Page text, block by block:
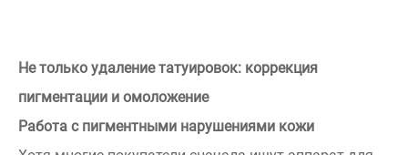
Не только удаление татуировок: коррекция
пигментации и омоложение
Работа с пигментными нарушениями кожи